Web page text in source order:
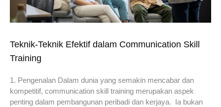
Teknik-Teknik Efektif dalam Communication Skill
Training
1. Pengenalan Dalam dunia yang semakin mencabar dan
kompetitif, communication skill training merupakan aspek
penting dalam pembangunan peribadi dan kerjaya. Ia bukan